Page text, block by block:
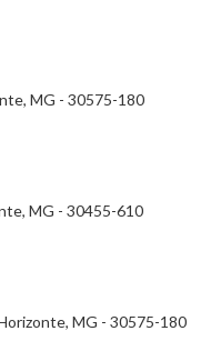
MG - 30575-180
MG - 30455-610
MG - 30575-180